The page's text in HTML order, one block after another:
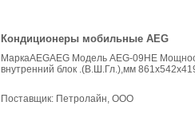
Кондиционеры мобильные AEG
МаркаAEGAEG Модель AEG-09HE
внутренний блок .(В.Ш.Гл.),мм
Поставщик: Петролайн, ООО